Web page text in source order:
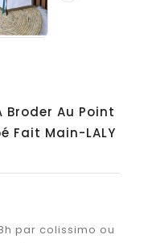
Broder Au Point
Fait Main-LALY
par colissimo ou